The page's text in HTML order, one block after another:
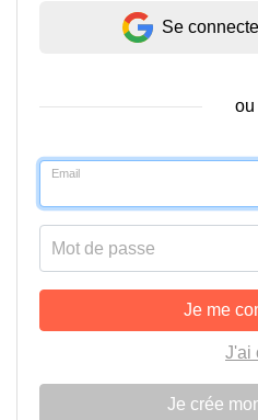
Se
ou
Email
Mot de passe
Je me
J'ai
Je crée